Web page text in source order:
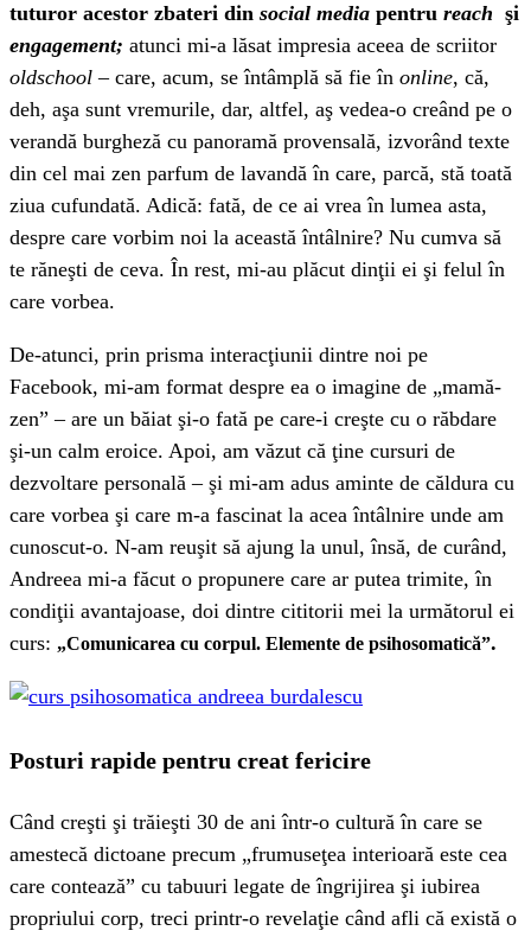
tuturor acestor zbateri din social media pentru reach şi
engagement; atunci mi-a lăsat impresia aceea de scriitor
oldschool– care, acum, se întâmplă să fie în online, că,
deh, aşa sunt vremurile, dar, altfel, aş vedea-o creând pe o
verandă burgheză cu panoramă provensală, izvorând texte
din cel mai zen parfum de lavandă în care, parcă, stă toată
ziua cufundată. Adică: fată, de ce ai vrea în lumea asta,
despre care vorbim noi la această întâlnire? Nu cumva să
te răneşti de ceva. În rest, mi-au plăcut dinţii ei şi felul în
care vorbea.
De-atunci, prin prisma interacţiunii dintre noi pe
Facebook, mi-am format despre ea o imagine de „mamă-
zen” – are un băiat şi-o fată pe care-i creşte cu o răbdare
şi-un calm eroice. Apoi, am văzut că ţine cursuri de
dezvoltare personală – şi mi-am adus aminte de căldura cu
care vorbea şi care m-a fascinat la acea întâlnire unde am
cunoscut-o. N-am reuşit să ajung la unul, însă, de curând,
Andreea mi-a făcut o propunere care ar putea trimite, în
condiţii avantajoase, doi dintre cititorii mei la următorul ei
curs: „Comunicarea cu corpul. Elemente de psihosomatică”.
Posturi rapide pentru creat fericire
Când creşti şi trăieşti 30 de ani într-o cultură în care se
amestecă dictoane precum „frumuseţea interioară este cea
care contează” cu tabuuri legate de îngrijirea şi iubirea
propriului corp, treci printr-o revelaţie când afli că există o